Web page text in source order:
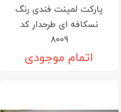
پارکت لمینت فندی رنگ
نسکافه ای طرحدار کد
8009
اتمام موجودی